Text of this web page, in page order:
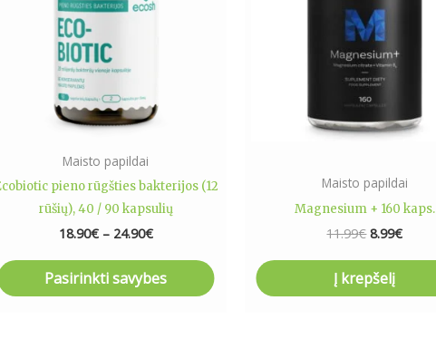
Maisto papildai
pieno rūgšties bakterijos (12
rūšių), 40 / 90 kapsulių
18.90€ – 24.90€
Pasirinkti savybes
variants.
The
options
be
chosen
the
product
page
Maisto papildai
Magnesium + 160 kaps.
11.99€ 8.99€
Į krepšelį